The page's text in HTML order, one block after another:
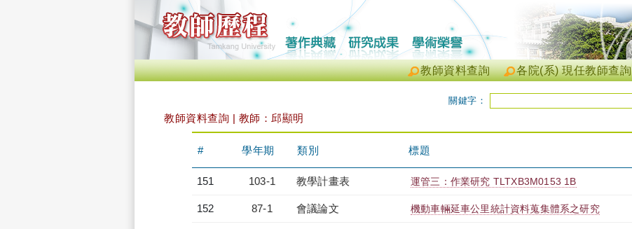
各院(系) 現任教師查詢
教師資料查詢
關鍵字：
教師資料查詢 | 教師：邱顯明
# 學年期 類別 標題
151 103-1 教學計畫表 運管三：作業研究 TLTXB3M0153 1B
152 87-1 會議論文 機動車輛延車公里統計資料蒐集體系之研究